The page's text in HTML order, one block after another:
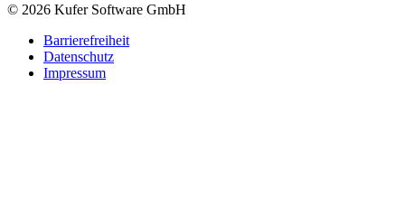
© 2026 Kufer Software GmbH
Barrierefreiheit
Datenschutz
Impressum